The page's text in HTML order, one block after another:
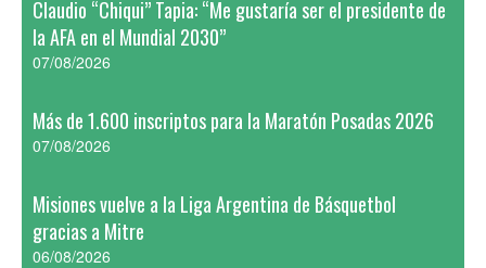
Claudio “Chiqui” Tapia: “Me gustaría ser el presidente de
la AFA en el Mundial 2030”
07/08/2026
Más de 1.600 inscriptos para la Maratón Posadas 2026
07/08/2026
Misiones vuelve a la Liga Argentina de Básquetbol
gracias a Mitre
06/08/2026